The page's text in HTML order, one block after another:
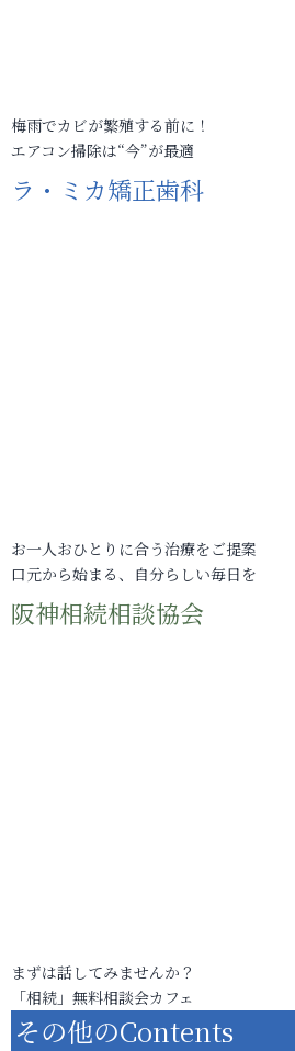
梅雨でカビが繁殖する前に！
エアコン掃除は“今”が最適
ラ・ミカ矯正歯科
お一人おひとりに合う治療をご提案
口元から始まる、自分らしい毎日を
阪神相続相談協会
まずは話してみませんか？
「相続」無料相談会カフェ
その他のContents